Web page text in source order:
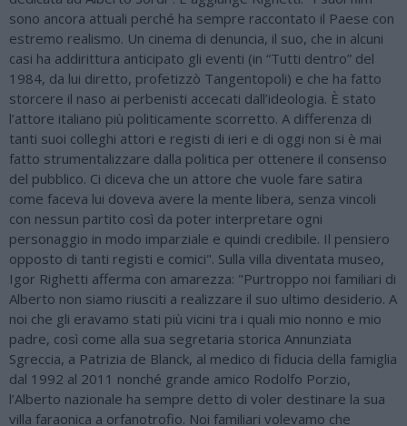
sono ancora attuali perché ha sempre raccontato il Paese con
estremo realismo. Un cinema di denuncia, il suo, che in alcuni
casi ha addirittura anticipato gli eventi (in “Tutti dentro” del
1984, da lui diretto, profetizzò Tangentopoli) e che ha fatto
storcere il naso ai perbenisti accecati dall’ideologia. È stato
l’attore italiano più politicamente scorretto. A differenza di
tanti suoi colleghi attori e registi di ieri e di oggi non si è mai
fatto strumentalizzare dalla politica per ottenere il consenso
del pubblico. Ci diceva che un attore che vuole fare satira
come faceva lui doveva avere la mente libera, senza vincoli
con nessun partito così da poter interpretare ogni
personaggio in modo imparziale e quindi credibile. Il pensiero
opposto di tanti registi e comici". Sulla villa diventata museo,
Igor Righetti afferma con amarezza: "Purtroppo noi familiari di
Alberto non siamo riusciti a realizzare il suo ultimo desiderio. A
noi che gli eravamo stati più vicini tra i quali mio nonno e mio
padre, così come alla sua segretaria storica Annunziata
Sgreccia, a Patrizia de Blanck, al medico di fiducia della famiglia
dal 1992 al 2011 nonché grande amico Rodolfo Porzio,
l’Alberto nazionale ha sempre detto di voler destinare la sua
villa faraonica a orfanotrofio. Noi familiari volevamo che